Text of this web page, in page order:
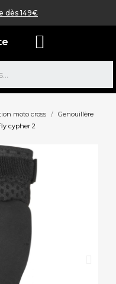
dès 149€
moto cross
Genouillère
cypher 2